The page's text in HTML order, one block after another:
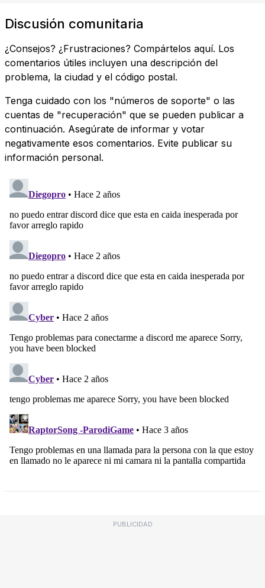
Discusión comunitaria
¿Consejos? ¿Frustraciones? Compártelos aquí. Los
comentarios útiles incluyen una descripción del
problema, la ciudad y el código postal.
Tenga cuidado con los "números de soporte" o las
cuentas de "recuperación" que se pueden publicar a
continuación. Asegúrate de informar y votar
negativamente esos comentarios. Evite publicar su
información personal.
PUBLICIDAD